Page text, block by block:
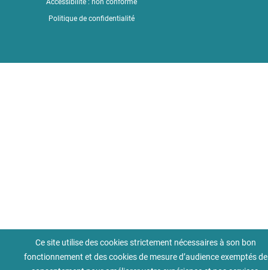
Accessibilité : non conforme
Politique de confidentialité
Ce site utilise des cookies strictement nécessaires à son bon
fonctionnement et des cookies de mesure d’audience exemptés de